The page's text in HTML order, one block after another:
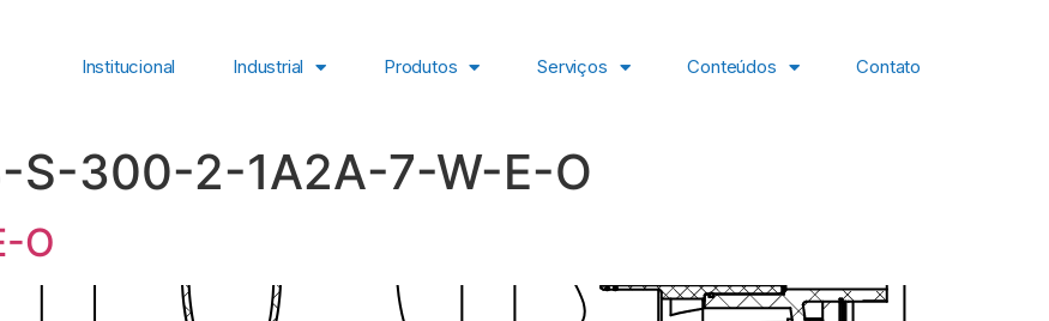
Institucional Industrial Produtos Serviços Conteúdos Contato
S-300-2-1A2A-7-W-E-O
O